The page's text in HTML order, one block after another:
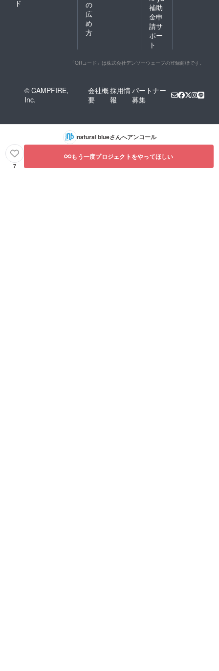
ド
の
広
め
方
補助
金申
請サ
ポー
ト
「QRコード」は株式会社デンソーウェーブの登録商標です。
© CAMPFIRE,
Inc.
会社概
要
採用情
報
パートナー
募集
natural blueさんへアンコール
7
もう一度プロジェクトをやってほしい